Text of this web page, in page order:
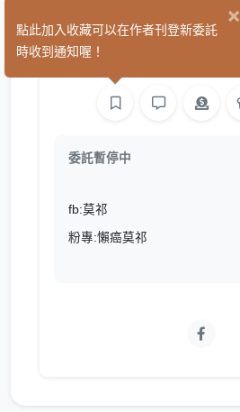
莫祁
委託暫停中
fb:莫祁
粉專:懶癌莫祁
×
點此加入收藏可以在作者刊登新委託
時收到通知喔！